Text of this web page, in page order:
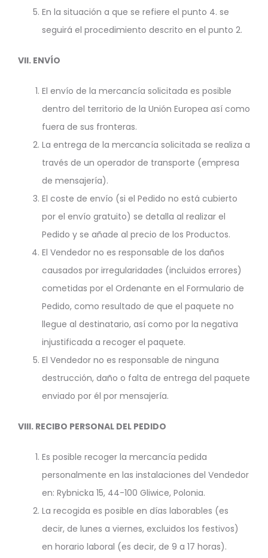
En la situación a que se refiere el punto 4. se
seguirá el procedimiento descrito en el punto 2.
VII. ENVÍO
El envío de la mercancía solicitada es posible
dentro del territorio de la Unión Europea así como
fuera de sus fronteras.
La entrega de la mercancía solicitada se realiza a
través de un operador de transporte (empresa
de mensajería).
El coste de envío (si el Pedido no está cubierto
por el envío gratuito) se detalla al realizar el
Pedido y se añade al precio de los Productos.
El Vendedor no es responsable de los daños
causados ​​por irregularidades (incluidos errores)
cometidas por el Ordenante en el Formulario de
Pedido, como resultado de que el paquete no
llegue al destinatario, así como por la negativa
injustificada a recoger el paquete.
El Vendedor no es responsable de ninguna
destrucción, daño o falta de entrega del paquete
enviado por él por mensajería.
VIII. RECIBO PERSONAL DEL PEDIDO
Es posible recoger la mercancía pedida
personalmente en las instalaciones del Vendedor
en: Rybnicka 15, 44-100 Gliwice, Polonia.
La recogida es posible en días laborables (es
decir, de lunes a viernes, excluidos los festivos)
en horario laboral (es decir, de 9 a 17 horas).